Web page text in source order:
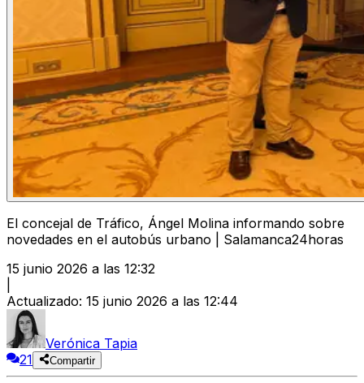
El concejal de Tráfico, Ángel Molina informando sobre
novedades en el autobús urbano | Salamanca24horas
15 junio 2026 a las 12:32
Actualizado: 15 junio 2026 a las 12:44
Verónica Tapia
21
Compartir